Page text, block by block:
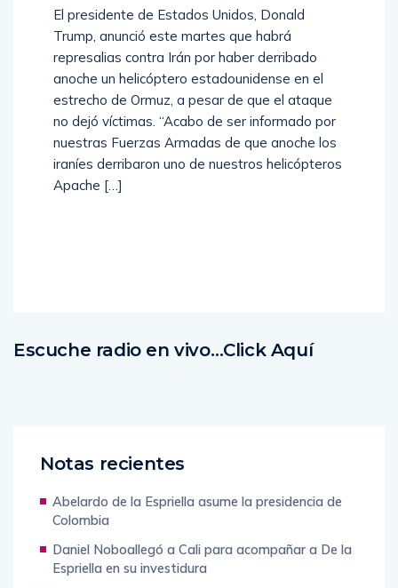
El presidente de Estados Unidos, Donald
Trump, anunció este martes que habrá
represalias contra Irán por haber derribado
anoche un helicóptero estadounidense en el
estrecho de Ormuz, a pesar de que el ataque
no dejó víctimas. “Acabo de ser informado por
nuestras Fuerzas Armadas de que anoche los
iraníes derribaron uno de nuestros helicópteros
Apache […]
Escuche radio en vivo…Click Aquí
Notas recientes
Abelardo de la Espriella asume la presidencia de
Colombia
Daniel Noboallegó a Cali para acompañar a De la
Espriella en su investidura